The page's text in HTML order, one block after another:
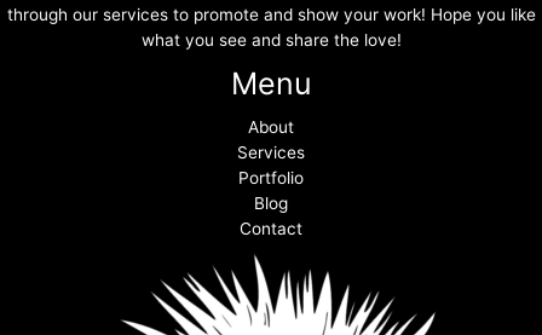
through our services to promote and show your work! Hope you like
what you see and share the love!
Menu
About
Services
Portfolio
Blog
Contact